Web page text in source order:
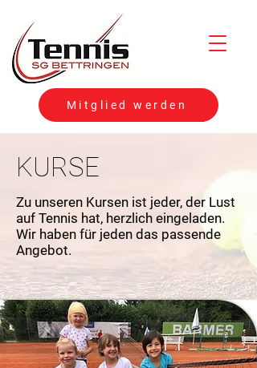
Mitglied werden
KURSE
Zu unseren Kursen ist jeder, der Lust
auf Tennis hat, herzlich eingeladen.
Wir haben für jeden das passende
Angebot.